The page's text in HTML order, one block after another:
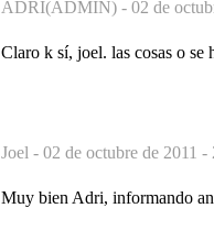
ADRI(ADMIN) - 02 de
Claro k sí, joel. las cosas o se
Joel - 02 de octubre de 2011 -
Muy bien Adri, informando